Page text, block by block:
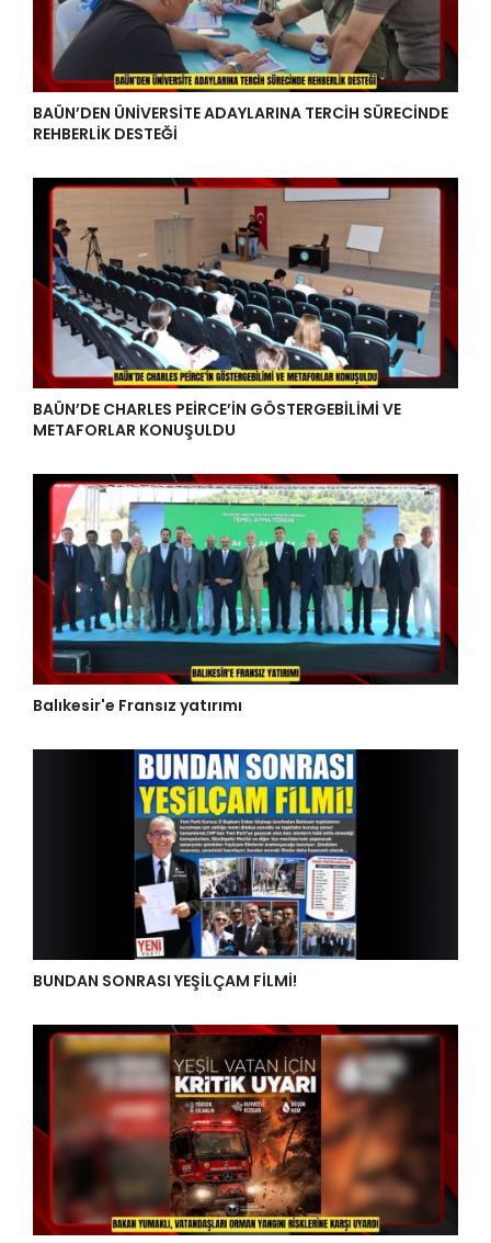
BAÜN’DEN ÜNİVERSİTE ADAYLARINA TERCİH SÜRECİNDE
REHBERLİK DESTEĞİ
BAÜN’DE CHARLES PEİRCE’İN GÖSTERGEBİLİMİ VE
METAFORLAR KONUŞULDU
Balıkesir'e Fransız yatırımı
BUNDAN SONRASI YEŞİLÇAM FİLMİ!